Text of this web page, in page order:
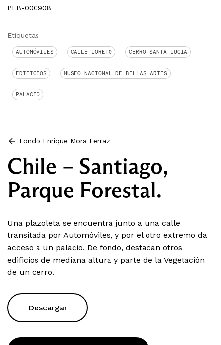
PLB-000908
Etiquetas
AUTOMÓVILES CALLE LORETO CERRO SANTA LUCIA
EDIFICIOS MUSEO NACIONAL DE BELLAS ARTES
PALACIO
Fondo Enrique Mora Ferraz
Chile – Santiago,
Parque Forestal.
Una plazoleta se encuentra junto a una calle
transitada por Automóviles, y por el otro extremo da
acceso a un palacio. De fondo, destacan otros
edificios de mediana altura y parte de la Vegetación
de un cerro.
Descargar